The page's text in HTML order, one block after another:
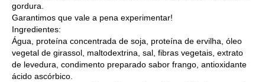
gordura.
Garantimos que vale a pena experimentar!
Ingredientes:
Água, proteína concentrada de soja, proteína de ervilha, óleo
vegetal de girassol, maltodextrina, sal, fibras vegetais, extrato
de levedura, condimento preparado sabor frango, antioxidante
ácido ascórbico.